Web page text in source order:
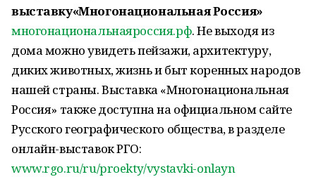
выставку«Многонациональная Россия»
многонациональнаяроссия.рф. Не выходя из
дома можно увидеть пейзажи, архитектуру,
диких животных, жизнь и быт коренных народов
нашей страны. Выставка «Многонациональная
Россия» также доступна на официальном сайте
Русского географического общества, в разделе
онлайн-выставок РГО:
www.rgo.ru/ru/proekty/vystavki-onlayn